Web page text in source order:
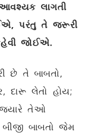
લાગતી
,પરંતુ તે જરૂરી
જોઈએ.
છે તે બાબતો,
દારૂ લેતો હોય;
જ્યારે તેઓ
બાબતો જેમ